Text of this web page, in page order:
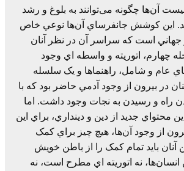
آن‌ها چگونه می‌توانند به بلوغ و رشد
اين کوشش جانفرساي آن‌ها نوعي خاص
جهاني است که سراسر آن در نظر آنان
چهارم، اتوريته و واسطه اي وجود
عام و شامل، راهنماها و يک سلسله
در بيرون از وجود آدمي حاضر بود که با
راه و رسيدن به نجات وجود داشت. اما
محتواي جديد از دين و دينداري، براي اين
از وجود آن‌ها، هيچ چيز براي کمک
آنان بايد تمام کمک را از باطن خويش
نه اتوريته اي مطرح است، نه